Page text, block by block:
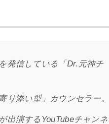
発信している「Dr.元神チ
り添い型」カウンセラー。
出演するYouTubeチャンネ